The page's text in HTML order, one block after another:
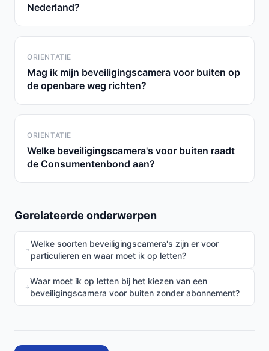
Nederland?
ORIENTATIE
Mag ik mijn beveiligingscamera voor buiten op
de openbare weg richten?
ORIENTATIE
Welke beveiligingscamera's voor buiten raadt
de Consumentenbond aan?
Gerelateerde onderwerpen
Welke soorten beveiligingscamera's zijn er voor
particulieren en waar moet ik op letten?
Waar moet ik op letten bij het kiezen van een
beveiligingscamera voor buiten zonder abonnement?